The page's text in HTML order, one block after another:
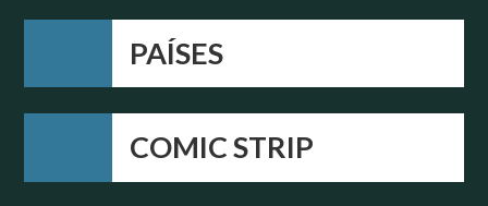
PAÍSES
COMIC STRIP